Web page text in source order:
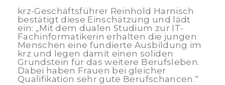
krz-Geschäftsführer Reinhold Harnisch
bestätigt diese Einschätzung und lädt
ein: „Mit dem dualen Studium zur IT-
Fachinformatikerin erhalten die jungen
Menschen eine fundierte Ausbildung im
krz und legen damit einen soliden
Grundstein für das weitere Berufsleben.
Dabei haben Frauen bei gleicher
Qualifikation sehr gute Berufschancen.“